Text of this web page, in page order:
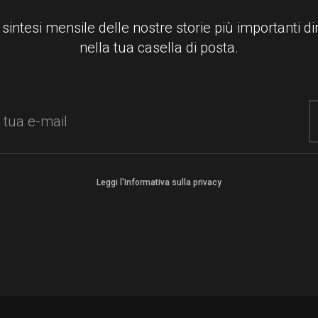
mensile delle nostre storie più importanti
nella tua casella di posta.
Leggi l'Informativa sulla privacy